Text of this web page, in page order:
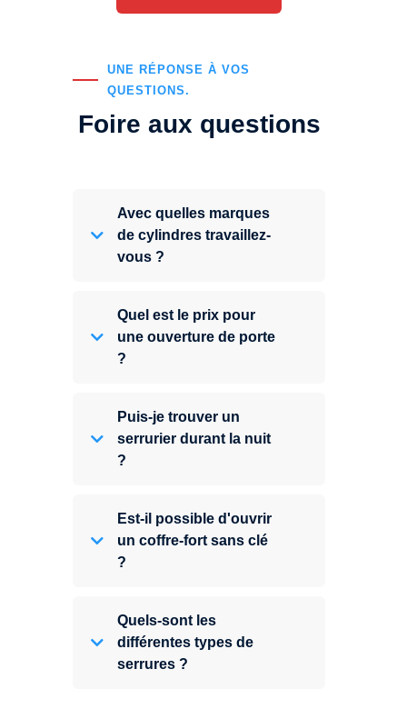
UNE RÉPONSE À VOS
QUESTIONS.
Foire aux questions
Avec quelles marques
de cylindres travaillez-
vous ?
Quel est le prix pour
une ouverture de porte
?
Puis-je trouver un
serrurier durant la nuit
?
Est-il possible d'ouvrir
un coffre-fort sans clé
?
Quels-sont les
différentes types de
serrures ?